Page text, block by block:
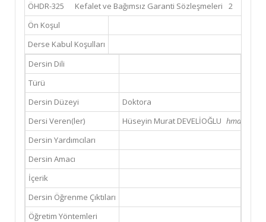
ÖHDR-325
Kefalet ve Bağımsız Garanti Sözleşmeleri 2
Ön Koşul
Derse Kabul Koşulları
Dersin Dili
Türü
Dersin Düzeyi
Doktora
Dersi Veren(ler)
Hüseyin Murat DEVELİOĞLU
Dersin Yardımcıları
Dersin Amacı
İçerik
Dersin Öğrenme Çıktıları
Öğretim Yöntemleri